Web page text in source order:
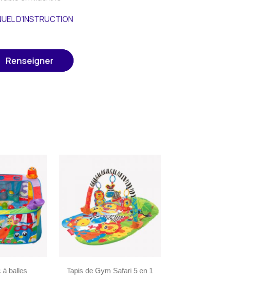
D’INSTRUCTION
Renseigner
à balles Tapis de Gym Safari 5 en 1